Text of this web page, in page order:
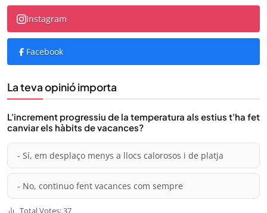
Instagram
Facebook
La teva opinió importa
L'increment progressiu de la temperatura als estius t'ha fet
canviar els hàbits de vacances?
- Sí, em desplaço menys a llocs calorosos i de platja
- No, continuo fent vacances com sempre
Total Votes: 37